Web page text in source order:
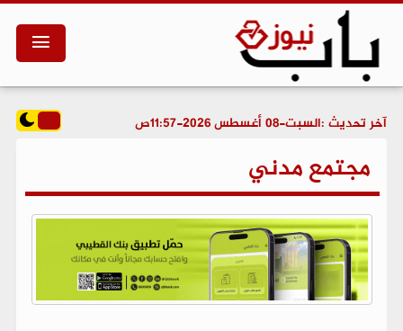
آخر تحديث :السبت-08 أغسطس 2026-11:57ص
مجتمع مدني